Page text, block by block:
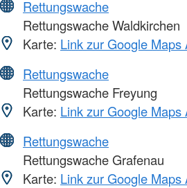
Rettungswache
Rettungswache Waldkirchen
Karte: Link zur Google Maps
Rettungswache
Rettungswache Freyung
Karte: Link zur Google Maps
Rettungswache
Rettungswache Grafenau
Karte: Link zur Google Maps